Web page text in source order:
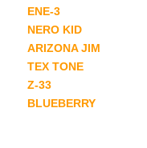
ENE-3
NERO KID
ARIZONA JIM
TEX TONE
Z-33
BLUEBERRY